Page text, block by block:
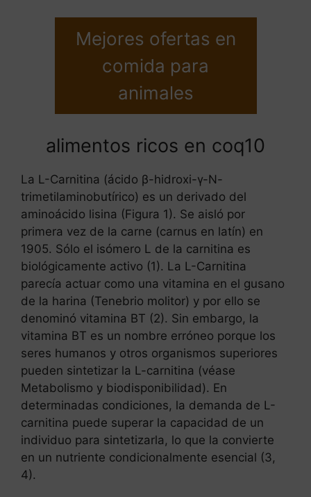
Mejores ofertas en
comida para
animales
alimentos ricos en coq10
La L-Carnitina (ácido β-hidroxi-γ-N-
trimetilaminobutírico) es un derivado del
aminoácido lisina (Figura 1). Se aisló por
primera vez de la carne (carnus en latín) en
1905. Sólo el isómero L de la carnitina es
biológicamente activo (1). La L-Carnitina
parecía actuar como una vitamina en el gusano
de la harina (Tenebrio molitor) y por ello se
denominó vitamina BT (2). Sin embargo, la
vitamina BT es un nombre erróneo porque los
seres humanos y otros organismos superiores
pueden sintetizar la L-carnitina (véase
Metabolismo y biodisponibilidad). En
determinadas condiciones, la demanda de L-
carnitina puede superar la capacidad de un
individuo para sintetizarla, lo que la convierte
en un nutriente condicionalmente esencial (3,
4).